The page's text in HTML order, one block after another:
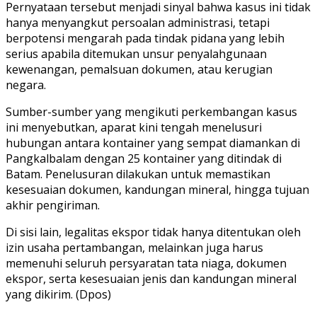
Pernyataan tersebut menjadi sinyal bahwa kasus ini tidak
hanya menyangkut persoalan administrasi, tetapi
berpotensi mengarah pada tindak pidana yang lebih
serius apabila ditemukan unsur penyalahgunaan
kewenangan, pemalsuan dokumen, atau kerugian
negara.
Sumber-sumber yang mengikuti perkembangan kasus
ini menyebutkan, aparat kini tengah menelusuri
hubungan antara kontainer yang sempat diamankan di
Pangkalbalam dengan 25 kontainer yang ditindak di
Batam. Penelusuran dilakukan untuk memastikan
kesesuaian dokumen, kandungan mineral, hingga tujuan
akhir pengiriman.
Di sisi lain, legalitas ekspor tidak hanya ditentukan oleh
izin usaha pertambangan, melainkan juga harus
memenuhi seluruh persyaratan tata niaga, dokumen
ekspor, serta kesesuaian jenis dan kandungan mineral
yang dikirim. (Dpos)